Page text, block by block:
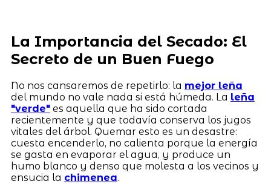
La Importancia del Secado: El
Secreto de un Buen Fuego
No nos cansaremos de repetirlo: la mejor leña
del mundo no vale nada si está húmeda. La leña
"verde"es aquella que ha sido cortada
recientemente y que todavía conserva los jugos
vitales del árbol. Quemar esto es un desastre:
cuesta encenderlo, no calienta porque la energía
se gasta en evaporar el agua, y produce un
humo blanco y denso que molesta a los vecinos y
ensucia la chimenea.